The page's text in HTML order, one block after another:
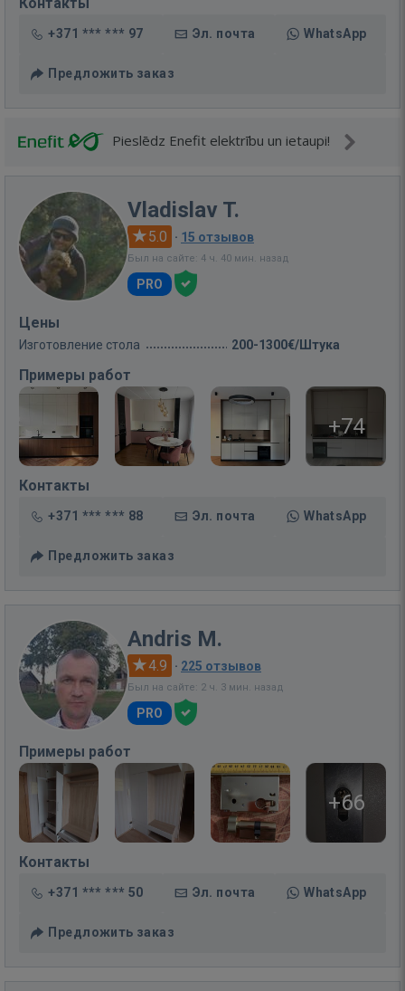
+371 *** *** 97 Эл. почта WhatsApp
Предложить заказ
Pieslēdz Enefit elektrību un ietaupi!
Vladislav T.
5.0 · 15 отзывов
Был на сайте: 4 ч. 40 мин. назад
PRO
Цены
Изготовление стола 200-1300€/Штука
Примеры работ
+74
Контакты
+371 *** *** 88 Эл. почта WhatsApp
Предложить заказ
Andris M.
4.9 · 225 отзывов
Был на сайте: 2 ч. 3 мин. назад
PRO
Примеры работ
+66
Контакты
+371 *** *** 50 Эл. почта WhatsApp
Предложить заказ